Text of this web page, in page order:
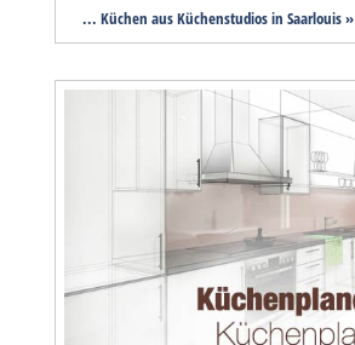
... Küchen aus Küchenstudios in Saarlouis »